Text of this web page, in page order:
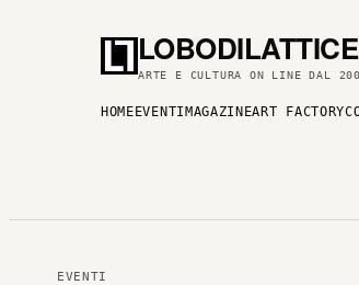
LOBODILATTICE
ARTE E CULTURA ON LINE DAL
HOME EVENTI MAGAZINEART FACTORY
EVENTI